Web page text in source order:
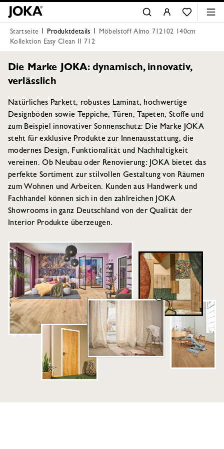
Startseite Produktdetails
Möbelstoff Almo 712102 140cm
Kollektion Easy Clean II 712
Die Marke JOKA: dynamisch, innovativ,
verlässlich
Natürliches Parkett, robustes Laminat, hochwertige
Designböden sowie Teppiche, Türen, Tapeten, Stoffe und
zum Beispiel innovativer Sonnenschutz: Die Marke JOKA
steht für exklusive Produkte zur Innenausstattung, die
modernes Design, Funktionalität und Nachhaltigkeit
vereinen. Ob Neubau oder Renovierung: JOKA bietet das
perfekte Sortiment zur stilvollen Gestaltung von Räumen
zum Wohnen und Arbeiten. Kunden aus Handwerk und
Fachhandel können sich in den zahlreichen JOKA
Showrooms in ganz Deutschland von der Qualität der
Interior Produkte überzeugen.